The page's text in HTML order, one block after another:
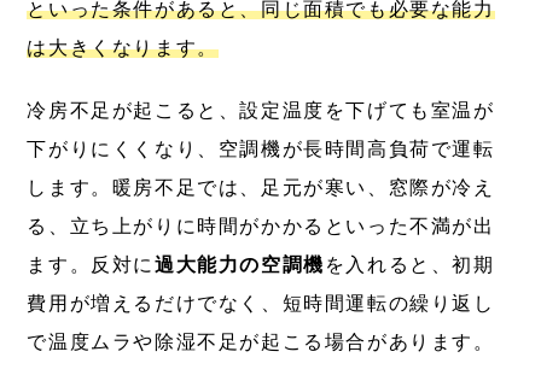
といった条件があると、同じ面積でも必要な能力
は大きくなります。
冷房不足が起こると、設定温度を下げても室温が
下がりにくくなり、空調機が長時間高負荷で運転
します。暖房不足では、足元が寒い、窓際が冷え
る、立ち上がりに時間がかかるといった不満が出
ます。反対に過大能力の空調機 を入れると、初期
費用が増えるだけでなく、短時間運転の繰り返し
で温度ムラや除湿不足が起こる場合があります。